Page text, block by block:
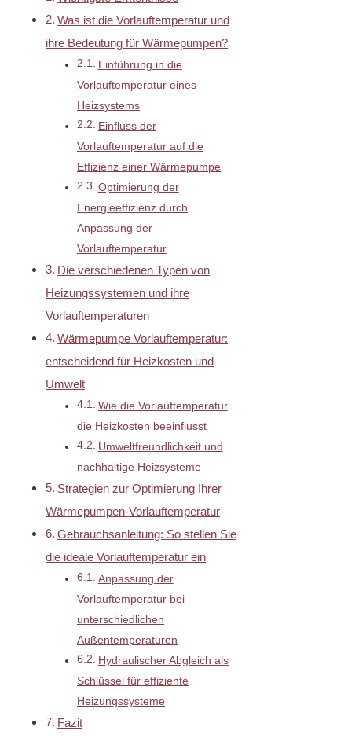
Was ist die Vorlauftemperatur und
ihre Bedeutung für Wärmepumpen?
Einführung in die
Vorlauftemperatur eines
Heizsystems
Einfluss der
Vorlauftemperatur auf die
Effizienz einer Wärmepumpe
Optimierung der
Energieeffizienz durch
Anpassung der
Vorlauftemperatur
Die verschiedenen Typen von
Heizungssystemen und ihre
Vorlauftemperaturen
Wärmepumpe Vorlauftemperatur:
entscheidend für Heizkosten und
Umwelt
Wie die Vorlauftemperatur
die Heizkosten beeinflusst
Umweltfreundlichkeit und
nachhaltige Heizsysteme
Strategien zur Optimierung Ihrer
Wärmepumpen-Vorlauftemperatur
Gebrauchsanleitung: So stellen Sie
die ideale Vorlauftemperatur ein
Anpassung der
Vorlauftemperatur bei
unterschiedlichen
Außentemperaturen
Hydraulischer Abgleich als
Schlüssel für effiziente
Heizungssysteme
Fazit